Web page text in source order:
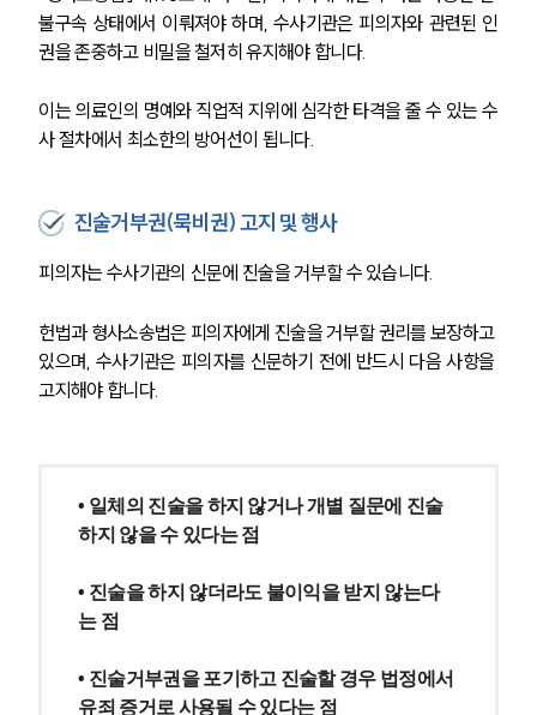
구성원 소개
의료전문변호사
소식/자료
공지사항
법률 블로그
법률서식
뉴스레터/브로슈어
불구속 상태에서 이뤄져야 하며, 수사기관은 피의자와 관련된 인
권을 존중하고 비밀을 철저히 유지해야 합니다.
이는 의료인의 명예와 직업적 지위에 심각한 타격을 줄 수 있는 수
사 절차에서 최소한의 방어선이 됩니다.
진술거부권(묵비권) 고지 및 행사
피의자는 수사기관의 신문에 진술을 거부할 수 있습니다.
헌법과 형사소송법은 피의자에게 진술을 거부할 권리를 보장하고
있으며, 수사기관은 피의자를 신문하기 전에 반드시 다음 사항을
고지해야 합니다.
• 일체의 진술을 하지 않거나 개별 질문에 진술
하지 않을 수 있다는 점
• 진술을 하지 않더라도 불이익을 받지 않는다
는 점
• 진술거부권을 포기하고 진술할 경우 법정에서
유죄 증거로 사용될 수 있다는 점